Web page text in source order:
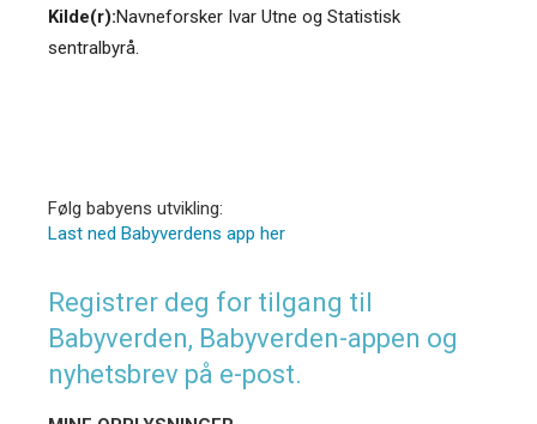
Kilde(r):Navneforsker Ivar Utne og Statistisk
sentralbyrå.
Følg babyens utvikling:
Last ned Babyverdens app her
Registrer deg for tilgang til
Babyverden, Babyverden-appen og
nyhetsbrev på e-post.